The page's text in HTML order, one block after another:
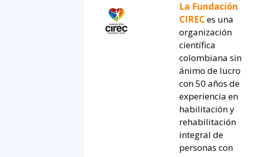
La Fundación
CIRECes una
organización
científica
colombiana sin
ánimo de lucro
con 50 años de
experiencia en
habilitación y
rehabilitación
integral de
personas con